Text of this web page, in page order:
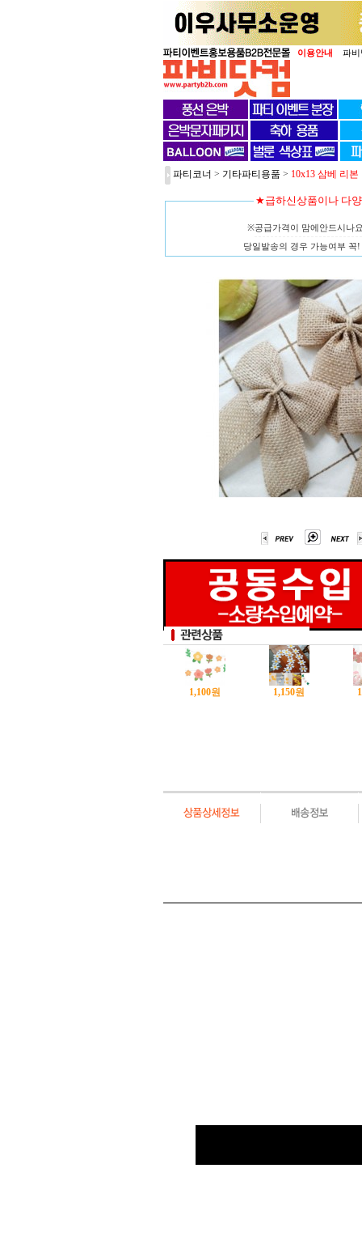
이용안내 파비
파티코너 > 기타파티용품 > 10x13 삼베 리본
★급하신상품이나 다
※공급가격이 맘에안드시
당일발송의 경우 가능여부
1,100원 1,150원